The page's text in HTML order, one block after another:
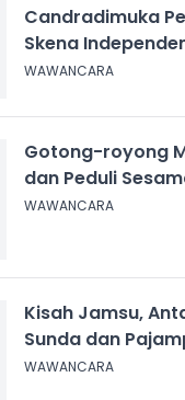
Candradimuka
Skena
WAWANCARA
Gotong-royong
dan Peduli
WAWANCARA
Kisah Jamsu,
Sunda dan
WAWANCARA